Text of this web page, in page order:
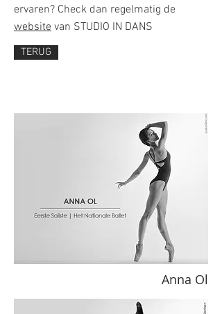
ervaren? Check dan regelmatig de
website van STUDIO IN DANS
TERUG
Anna Ol